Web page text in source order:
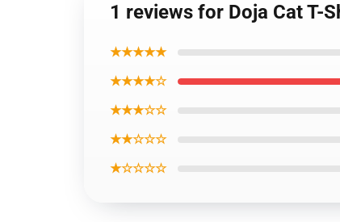
1 reviews for Doja Cat T-
★★★★★
★★★★☆
★★★☆☆
★★☆☆☆
★☆☆☆☆